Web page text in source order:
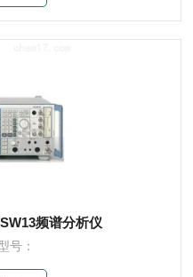
频谱分析仪
号：